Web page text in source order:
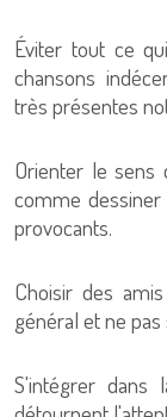
Éviter tout ce
chansons
très présentes
Orienter le sens
comme
provocants.
Choisir des
général et ne
S'intégrer dans